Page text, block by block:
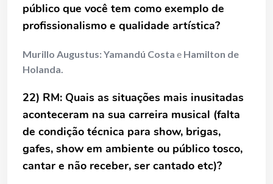
público que você tem como exemplo de
profissionalismo e qualidade artística?
Murillo Augustus:Yamandú Costa e Hamilton de
Holanda.
22) RM: Quais as situações mais inusitadas
aconteceram na sua carreira musical (falta
de condição técnica para show, brigas,
gafes, show em ambiente ou público tosco,
cantar e não receber, ser cantado etc)?